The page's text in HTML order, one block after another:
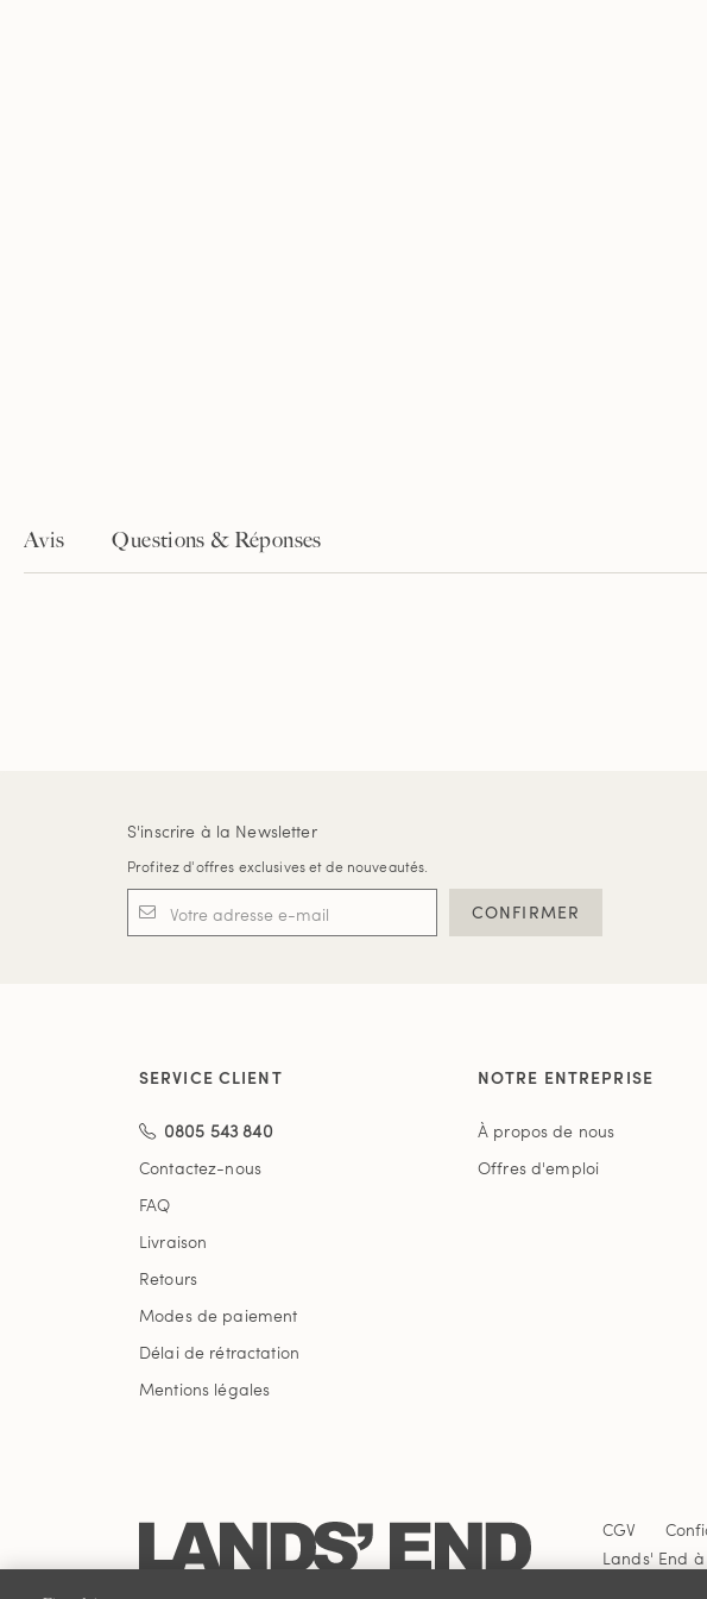
Avis Questions & Réponses
S'inscrire à la Newsletter
Profitez d'offres exclusives et de nouveautés.
CONFIRMER
SERVICE CLIENT
0805 543 840
Contactez-nous
FAQ
Livraison
Retours
Modes de paiement
Délai de rétractation
Mentions légales
NOTRE ENTREPRISE
À propos de nous
Offres d'emploi
CGV
Lands' End